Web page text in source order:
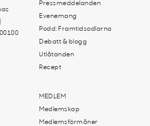
Pressmeddelanden
Evenemang
Podd: Framtidsodlarna
Debatt & blogg
Utlåtanden
Recept
MEDLEM
Medlemskap
Medlemsförmåner